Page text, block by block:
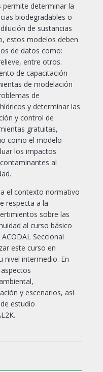
permite determinar la
biodegradables o
de sustancias
estos modelos deben
de datos como:
entre otros.
de capacitación
de modelación
de
y determinar las
y control de
gratuitas,
como el modelo
los impactos
al
el contexto normativo
respecta a la
sobre las
al curso básico
Seccional
este curso en
nivel intermedio. En
y escenarios, así
estudio